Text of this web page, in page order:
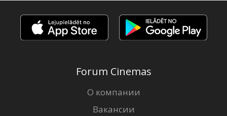
Forum Cinemas
О компании
Вакансии